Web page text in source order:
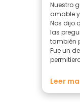
Nuestro
amable
Nos dijo
las
también
Fue un
la
algunas
Leer